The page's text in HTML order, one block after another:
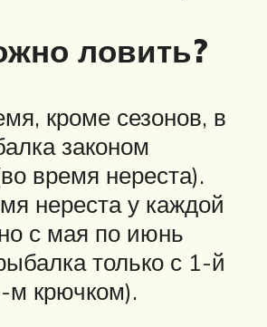
ловить?
кроме сезонов, в
законом
время нереста).
нереста у каждой
с мая по июнь
только с 1-й
м крючком).